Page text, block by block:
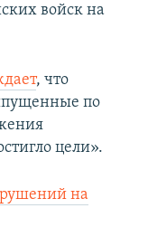
войск на
, что
по
цели».
на